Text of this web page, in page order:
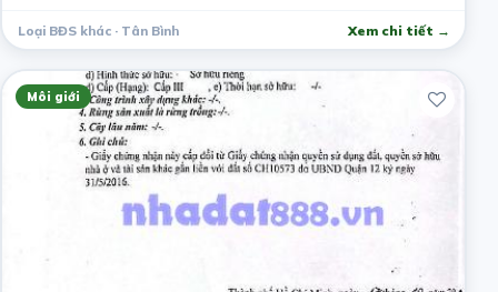
Loại BĐS khác · Tân Bình Xem chi tiết →
Môi giới